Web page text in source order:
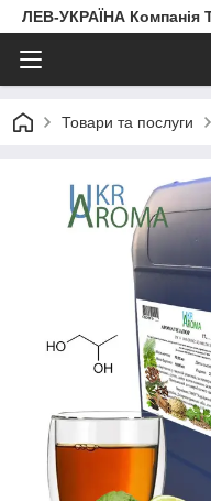
ЛЕВ-УКРАЇНА Компанія
Товари та послуги